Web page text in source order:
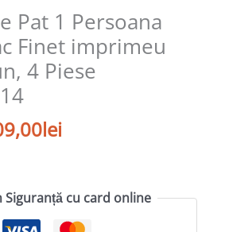
Pat 1 Persoana
Finet imprimeu
4 Piese
lei
Siguranță cu card online